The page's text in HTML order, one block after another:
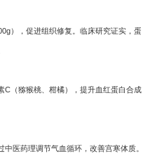
），促进组织修复。临床研究证实，蛋
C（猕猴桃、柑橘），提升血红蛋白合成
医药理调节气血循环，改善宫寒体质。